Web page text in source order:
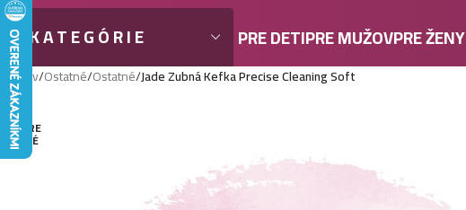
KATEGÓRIE PRE DETIPRE MUŽOVPRE ŽENY
Domov/Ostatné/Ostatné/Jade Zubná Kefka Precise Cleaning Soft
VYPRE
DANÉ